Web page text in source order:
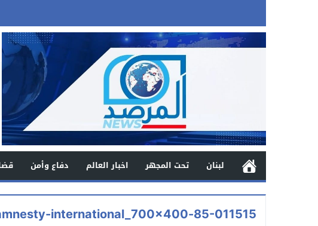
لبنان تحت المجهر اخبار العالم دفاع وأمن
85-011515-iran-amnesty-international_700x400